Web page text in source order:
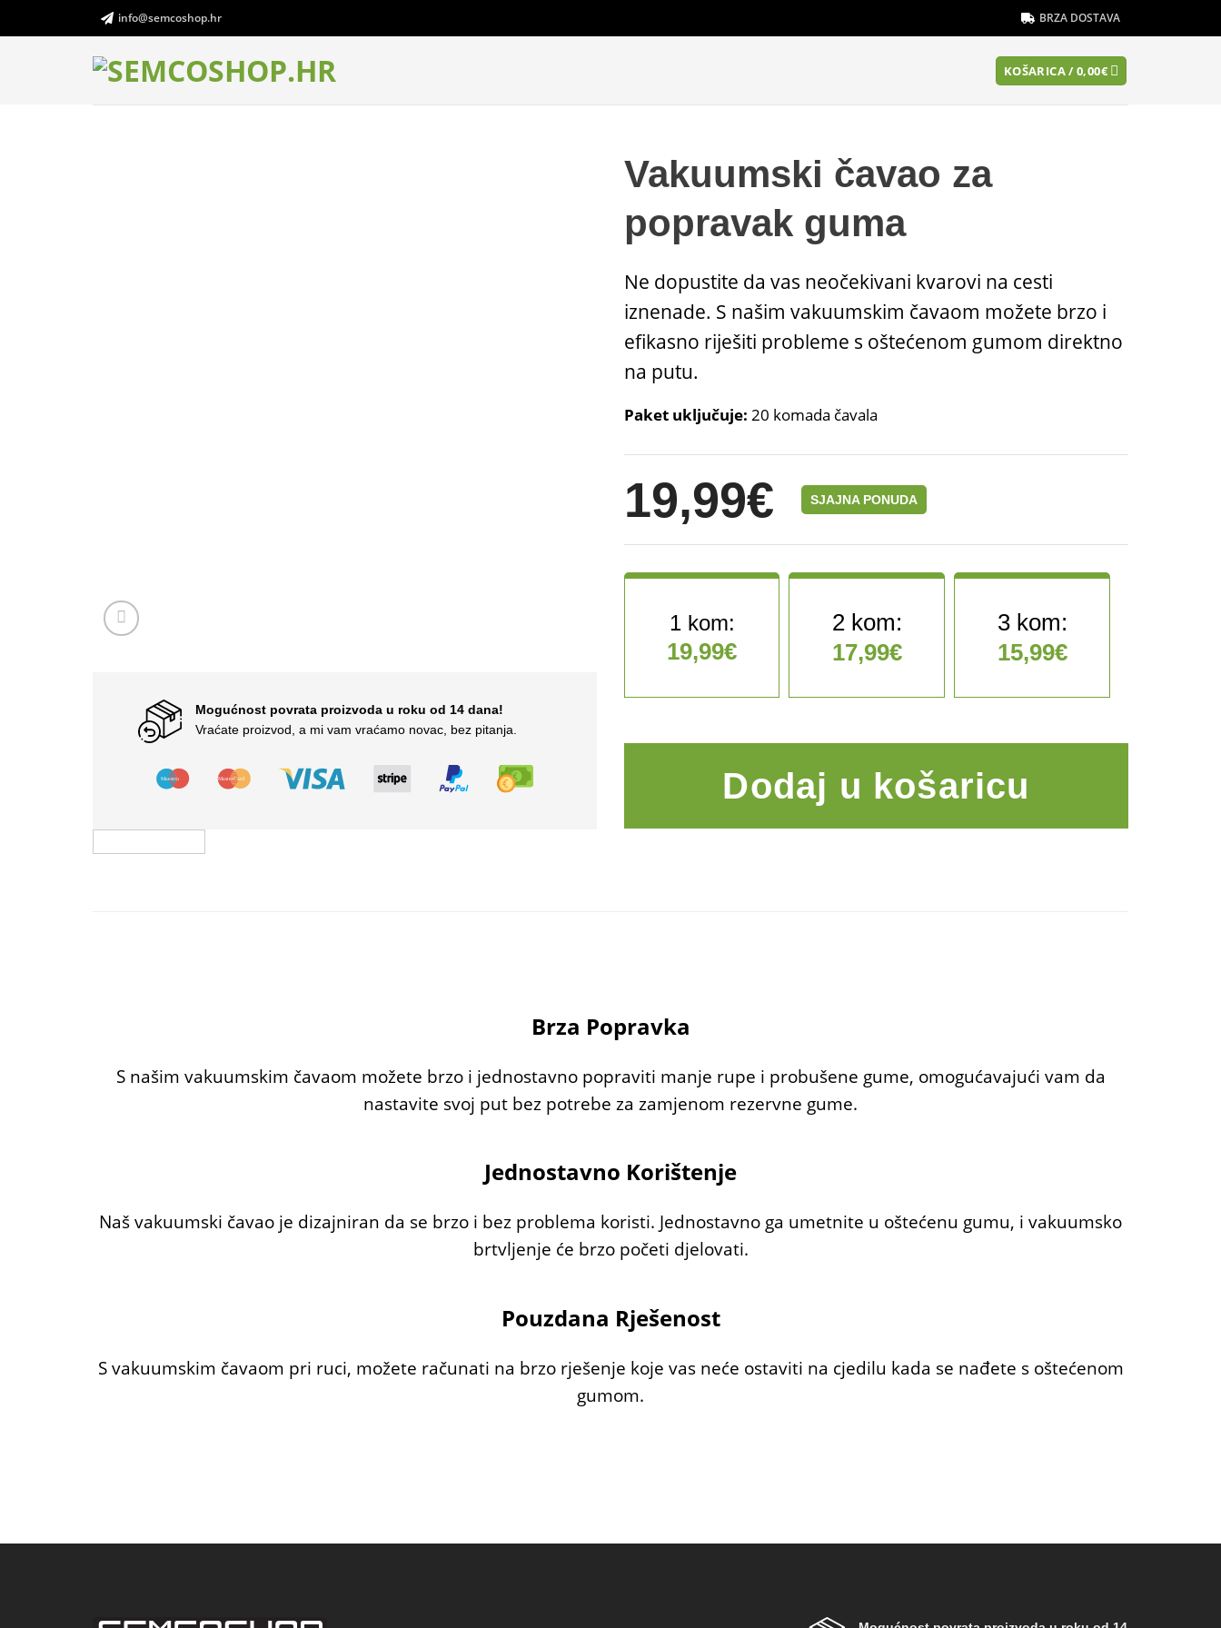
to
info@semcoshop.hr BRZA DOSTAVA
KOŠARICA /0,00€
Mogućnost povrata proizvoda u roku od 14 dana!
Vraćate proizvod, a mi vam vraćamo novac, bez pitanja.
Vakuumski čavao za
popravak guma
Ne dopustite da vas neočekivani kvarovi na cesti
iznenade. S našim vakuumskim čavaom možete brzo i
efikasno riješiti probleme s oštećenom gumom direktno
na putu.
Paket uključuje: 20 komada čavala
19,99€ SJAJNA PONUDA
19,99€ 17,99€ 15,99€
Dodaj u košaricu
Brza Popravka
S našim vakuumskim čavaom možete brzo i jednostavno popraviti manje rupe i probušene gume, omogućavajući vam da
nastavite svoj put bez potrebe za zamjenom rezervne gume.
Jednostavno Korištenje
Naš vakuumski čavao je dizajniran da se brzo i bez problema koristi. Jednostavno ga umetnite u oštećenu gumu, i vakuumsko
brtvljenje će brzo početi djelovati.
Pouzdana Rješenost
S vakuumskim čavaom pri ruci, možete računati na brzo rješenje koje vas neće ostaviti na cjedilu kada se nađete s oštećenom
gumom.